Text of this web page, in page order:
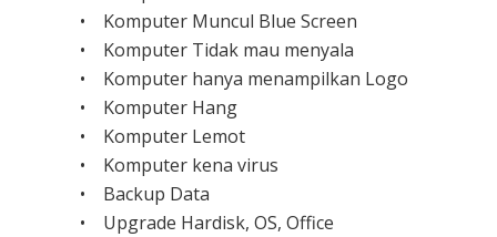
• Komputer Muncul Blue Screen
• Komputer Tidak mau menyala
• Komputer hanya menampilkan Logo
• Komputer Hang
• Komputer Lemot
• Komputer kena virus
• Backup Data
• Upgrade Hardisk, OS, Office